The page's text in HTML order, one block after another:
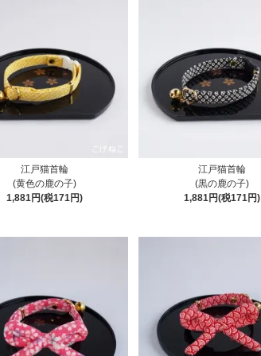
江戸猫首輪
(黄色の鹿の子)
1,881円(税171円)
江戸猫首輪
(黒の鹿の子)
1,881円(税171円)